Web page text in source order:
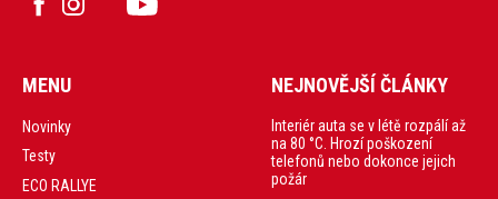
MENU
Novinky
Testy
ECO RALLYE
NEJNOVĚJŠÍ ČLÁNKY
Interiér auta se v létě rozpálí až
na 80 °C. Hrozí poškození
telefonů nebo dokonce jejich
požár